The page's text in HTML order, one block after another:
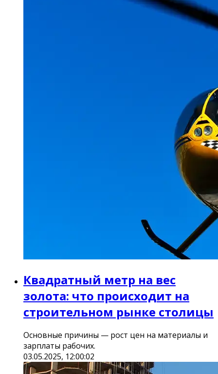
Квадратный метр на вес
золота: что происходит на
строительном рынке столицы
Основные причины — рост цен на материалы и
зарплаты рабочих.
03.05.2025, 12:00:02